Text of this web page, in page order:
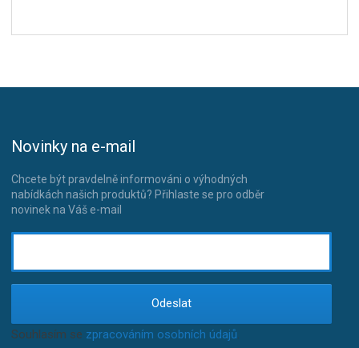
Novinky na e-mail
Chcete být pravdelně informováni o výhodných
nabídkách našich produktů? Přihlaste se pro odběr
novinek na Váš e-mail
Odeslat
Souhlasím se zpracováním osobních údajů